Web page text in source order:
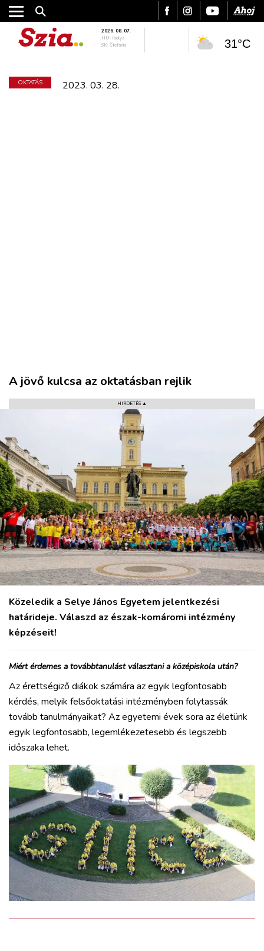
VÁROS
RÉGIÓ
SPORT
KULTÚRA
PODCAST
MIX
2026. 08. 07.
HU: Ibolya
SK: Štefánia
31°C
OKTATÁS 2023. 03. 28.
A jövő kulcsa az oktatásban rejlik
HIRDETÉS ▲
Közeledik a Selye János Egyetem jelentkezési
határideje. Válaszd az észak-komáromi intézmény
képzéseit!
Miért érdemes a továbbtanulást választani a középiskola után?
Az érettségiző diákok számára az egyik legfontosabb
kérdés, melyik felsőoktatási intézményben folytassák
tovább tanulmányaikat? Az egyetemi évek sora az életünk
egyik legfontosabb, legemlékezetesebb és legszebb
időszaka lehet.